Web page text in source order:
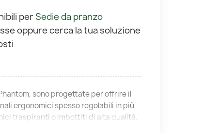
perSedie da pranzo
oppure cerca la tua soluzione
sono progettate per offrire il
ergonomici spesso regolabili in più
traspiranti o imbottiti di alta qualità,